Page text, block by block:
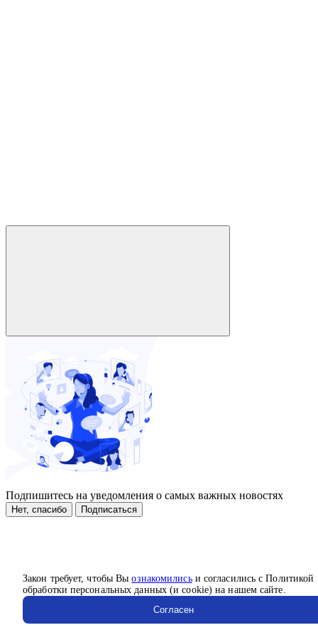
Закон требует, чтобы Выознакомилисьи согласились с Политикой
обработки персональных данных (и cookie) на нашем сайте.
Согласен
Подпишитесь на уведомления о самых важных новостях
Нет, спасибо Подписаться